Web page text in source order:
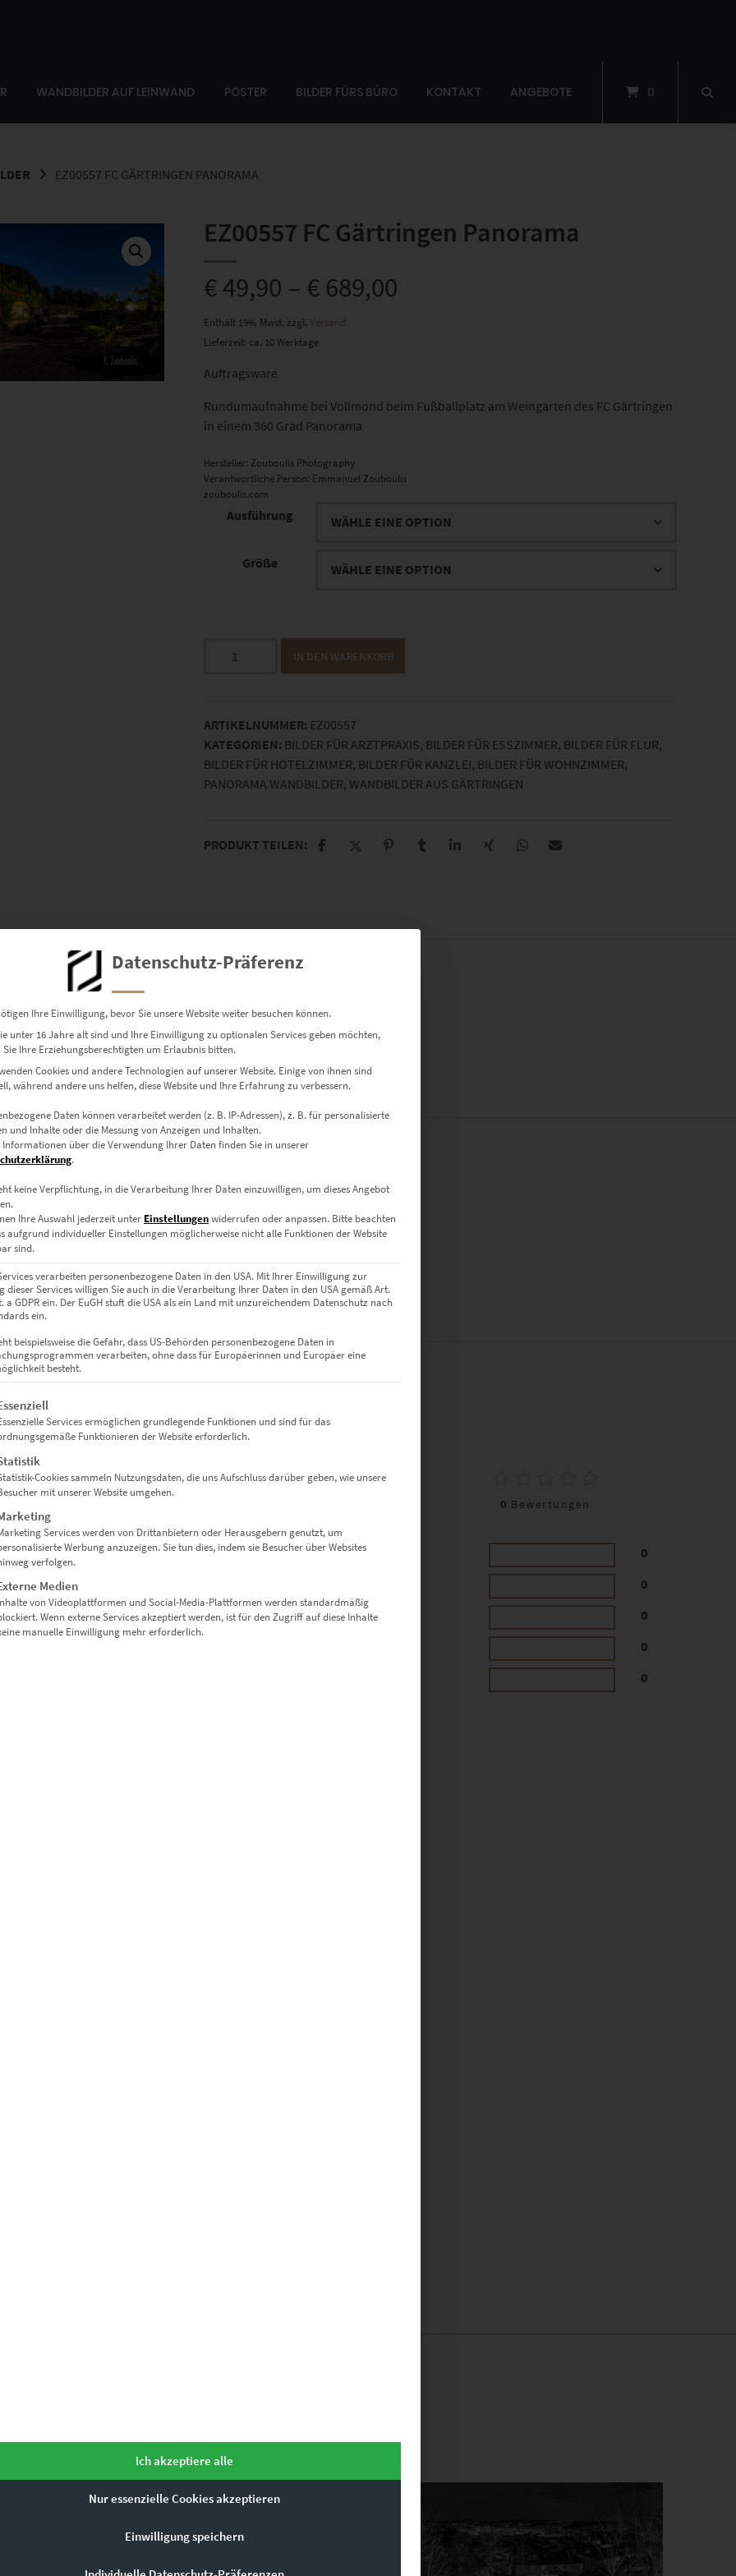
WANDBILDER AUF LEINWAND POSTER BILDER FÜRS BÜRO KONTAKT ANGEBOTE 0
EZ00557 FC GÄRTRINGEN PANORAMA
EZ00557 FC Gärtringen Panorama
€49,90 – € 689,00
Enthält 19% Mwst. zzgl. Versand
Lieferzeit: ca. 10 Werktage
Auftragsware
Rundumaufnahme bei Vollmond beim Fußballplatz am Weingarten des FC Gärtringen
in einem 360 Grad Panorama
Hersteller: Zouboulis Photography
Verantwortliche Person: Emmanuel Zouboulis
zouboulis.com
Ausführung
Größe
Menge
IN DEN WARENKORB
ARTIKELNUMMER: EZ00557
KATEGORIEN: BILDER FÜR ARZTPRAXIS, BILDER FÜR ESSZIMMER, BILDER FÜR FLUR,
BILDER FÜR HOTELZIMMER, BILDER FÜR KANZLEI, BILDER FÜR WOHNZIMMER,
PANORAMA WANDBILDER, WANDBILDER AUS GÄRTRINGEN
PRODUKT TEILEN:
auf Keilrahmen, Acrylglas
90 x 30 cm, 120 x 40 cm, 150 x 50 cm
0 0 Bewertungen
0
0
0
0
0
PANORAMA“
ihr zu.
Dieses Produkt weist mehrere Varianten auf. Die Optionen können auf der Produktseite gewählt werden Dieses Produkt weist mehrere Varianten auf. Die Optionen können auf der Produktseite gewählt werden
Datenschutz-Präferenz
Ihre Einwilligung, bevor Sie unsere Website weiter besuchen können.
unter 16 Jahre alt sind und Ihre Einwilligung zu optionalen Services geben möchten,
Sie Ihre Erziehungsberechtigten um Erlaubnis bitten.
Cookies und andere Technologien auf unserer Website. Einige von ihnen sind
während andere uns helfen, diese Website und Ihre Erfahrung zu verbessern.
Daten können verarbeitet werden (z. B. IP-Adressen), z. B. für personalisierte
und Inhalte oder die Messung von Anzeigen und Inhalten.
Informationen über die Verwendung Ihrer Daten finden Sie in unserer
.
keine Verpflichtung, in die Verarbeitung Ihrer Daten einzuwilligen, um dieses Angebot
Ihre Auswahl jederzeit unter Einstellungenwiderrufen oder anpassen. Bitte beachten
aufgrund individueller Einstellungen möglicherweise nicht alle Funktionen der Website
sind.
verarbeiten personenbezogene Daten in den USA. Mit Ihrer Einwilligung zur
dieser Services willigen Sie auch in die Verarbeitung Ihrer Daten in den USA gemäß Art.
a GDPR ein. Der EuGH stuft die USA als ein Land mit unzureichendem Datenschutz nach
ein.
beispielsweise die Gefahr, dass US-Behörden personenbezogene Daten in
verarbeiten, ohne dass für Europäerinnen und Europäer eine
besteht.
eine Liste der Service-Gruppen, für die eine Einwilligung erteilt werden kann. Die erste Service-Gruppe ist essenziell und kann nicht
Services ermöglichen grundlegende Funktionen und sind für das
Funktionieren der Website erforderlich.
Cookies sammeln Nutzungsdaten, die uns Aufschluss darüber geben, wie unsere
mit unserer Website umgehen.
Services werden von Drittanbietern oder Herausgebern genutzt, um
Werbung anzuzeigen. Sie tun dies, indem sie Besucher über Websites
verfolgen.
Medien
von Videoplattformen und Social-Media-Plattformen werden standardmäßig
Wenn externe Services akzeptiert werden, ist für den Zugriff auf diese Inhalte
manuelle Einwilligung mehr erforderlich.
Ich akzeptiere alle
Nur essenzielle Cookies akzeptieren
Einwilligung speichern